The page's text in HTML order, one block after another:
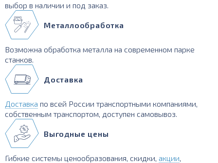
выбор в наличии и под заказ.
Металлообработка
Возможна обработка металла на современном парке
станков.
Доставка
Доставка по всей России транспортными компаниями,
собственным транспортом, доступен самовывоз.
Выгодные цены
Гибкие системы ценообразования, скидки, акции,